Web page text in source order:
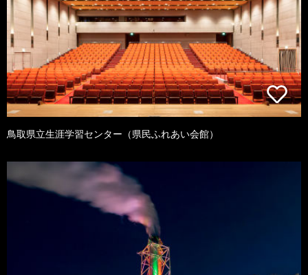
鳥取県立生涯学習センター（県民ふれあい会館）